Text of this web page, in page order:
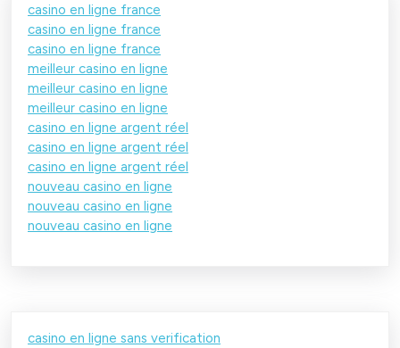
casino en ligne france
casino en ligne france
casino en ligne france
meilleur casino en ligne
meilleur casino en ligne
meilleur casino en ligne
casino en ligne argent réel
casino en ligne argent réel
casino en ligne argent réel
nouveau casino en ligne
nouveau casino en ligne
nouveau casino en ligne
casino en ligne sans verification